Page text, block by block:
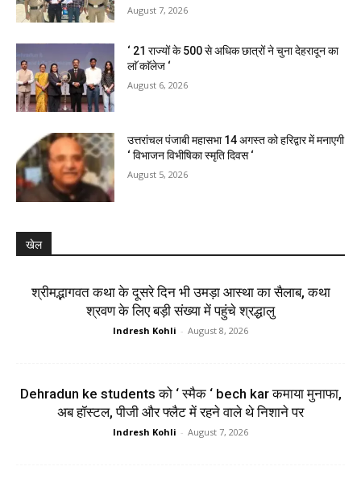
August 7, 2026
‘ 21 राज्यों के 500 से अधिक छात्रों ने चुना देहरादून का
लाॅ काॅलेज ‘
August 6, 2026
उत्तरांचल पंजाबी महासभा 14 अगस्त को हरिद्वार में मनाएगी
‘ विभाजन विभीषिका स्मृति दिवस ‘
August 5, 2026
खेल
श्रीमद्भागवत कथा के दूसरे दिन भी उमड़ा आस्था का सैलाब, कथा
श्रवण के लिए बड़ी संख्या में पहुंचे श्रद्धालु
Indresh Kohli - August 8, 2026
Dehradun ke students को ‘ स्मैक ‘ bech kar कमाया मुनाफा,
अब हॉस्टल, पीजी और फ्लैट में रहने वाले थे निशाने पर
Indresh Kohli - August 7, 2026